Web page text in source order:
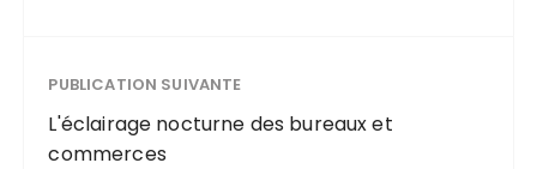
PUBLICATION SUIVANTE
L'éclairage nocturne des bureaux et
commerces